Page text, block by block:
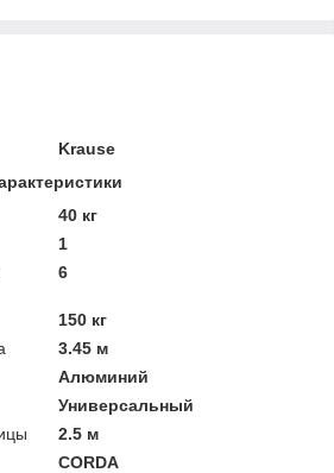
Krause
40 кг
1
6
150 кг
3.45 м
Алюминий
Универсальный
2.5 м
CORDA